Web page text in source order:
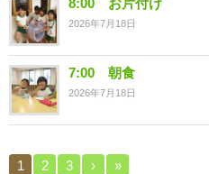
8:00 お片付け
2026年7月18日
7:00 朝食
2026年7月18日
1 2 3 › »